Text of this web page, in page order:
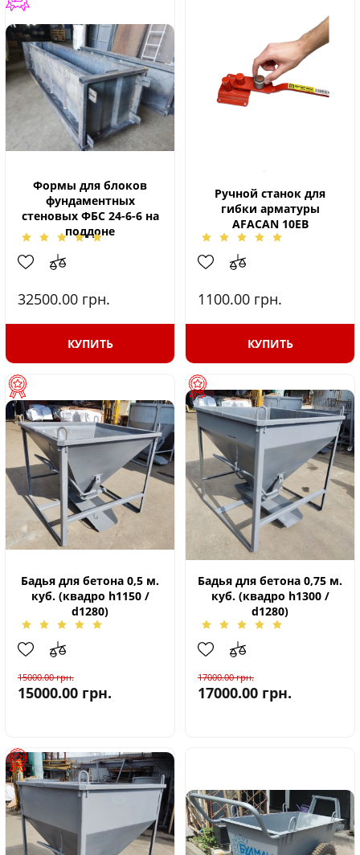
Формы для блоков
фундаментных
стеновых ФБС 24-6-6 на
поддоне
32500.00 грн.
КУПИТЬ
Ручной станок для
гибки арматуры
AFACAN 10ЕB
1100.00 грн.
КУПИТЬ
Бадья для бетона 0,5 м.
куб. (квадро h1150 /
d1280)
15000.00грн.
15000.00 грн.
Бадья для бетона 0,75 м.
куб. (квадро h1300 /
d1280)
17000.00грн.
17000.00 грн.